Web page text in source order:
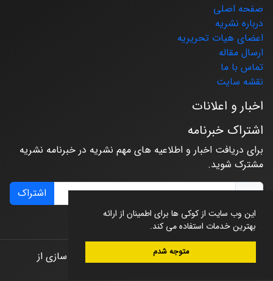
این وب سایت از کوکی ها برای اطمینان از ارائه
بهترین خدمات استفاده می کند.
متوجه شدم
صفحه اصلی
درباره نشریه
اعضای هیات تحریریه
ارسال مقاله
تماس با ما
نقشه سایت
اخبار و اعلانات
اشتراک خبرنامه
برای دریافت اخبار و اطلاعیه های مهم نشریه در خبرنامه نشریه
مشترک شوید.
اشتراک
© سامانه مدیریت نشریات علمی.
طراحی و پیاده سازی از